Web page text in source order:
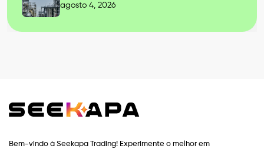
agosto 4, 2026
Bem-vindo à Seekapa Trading! Experimente o melhor em